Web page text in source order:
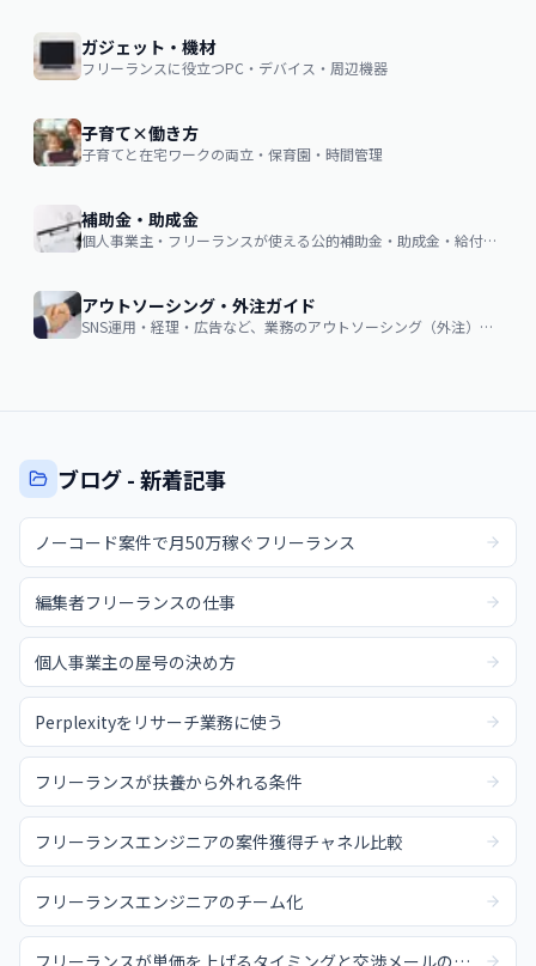
ガジェット・機材
フリーランスに役立つPC・デバイス・周辺機器
子育て×働き方
子育てと在宅ワークの両立・保育園・時間管理
補助金・助成金
個人事業主・フリーランスが使える公的補助金・助成金・給付金の申請ガイド
アウトソーシング・外注ガイド
SNS運用・経理・広告など、業務のアウトソーシング（外注）を検討する企業・個人向け。費用相場・依頼の流れ・失敗しない選び方
ブログ - 新着記事
ノーコード案件で月50万稼ぐフリーランス
編集者フリーランスの仕事
個人事業主の屋号の決め方
Perplexityをリサーチ業務に使う
フリーランスが扶養から外れる条件
フリーランスエンジニアの案件獲得チャネル比較
フリーランスエンジニアのチーム化
フリーランスが単価を上げるタイミングと交渉メールの例文